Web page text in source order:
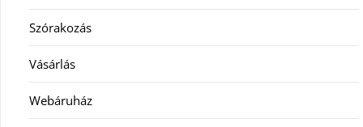
Szórakozás
Vásárlás
Webáruház